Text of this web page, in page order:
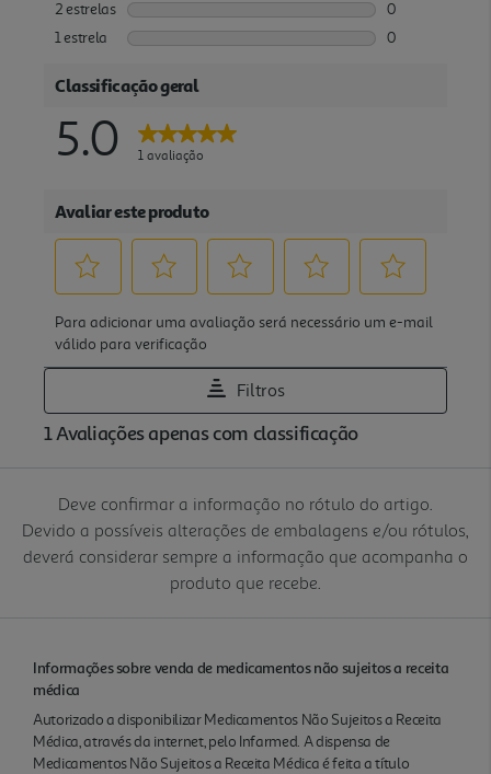
Deve confirmar a informação no rótulo do artigo.
Devido a possíveis alterações de embalagens e/ou rótulos,
deverá considerar sempre a informação que acompanha o
produto que recebe.
Informações sobre venda de medicamentos não sujeitos a receita
médica
Autorizado a disponibilizar Medicamentos Não Sujeitos a Receita
Médica, através da internet, pelo Infarmed. A dispensa de
Medicamentos Não Sujeitos a Receita Médica é feita a título